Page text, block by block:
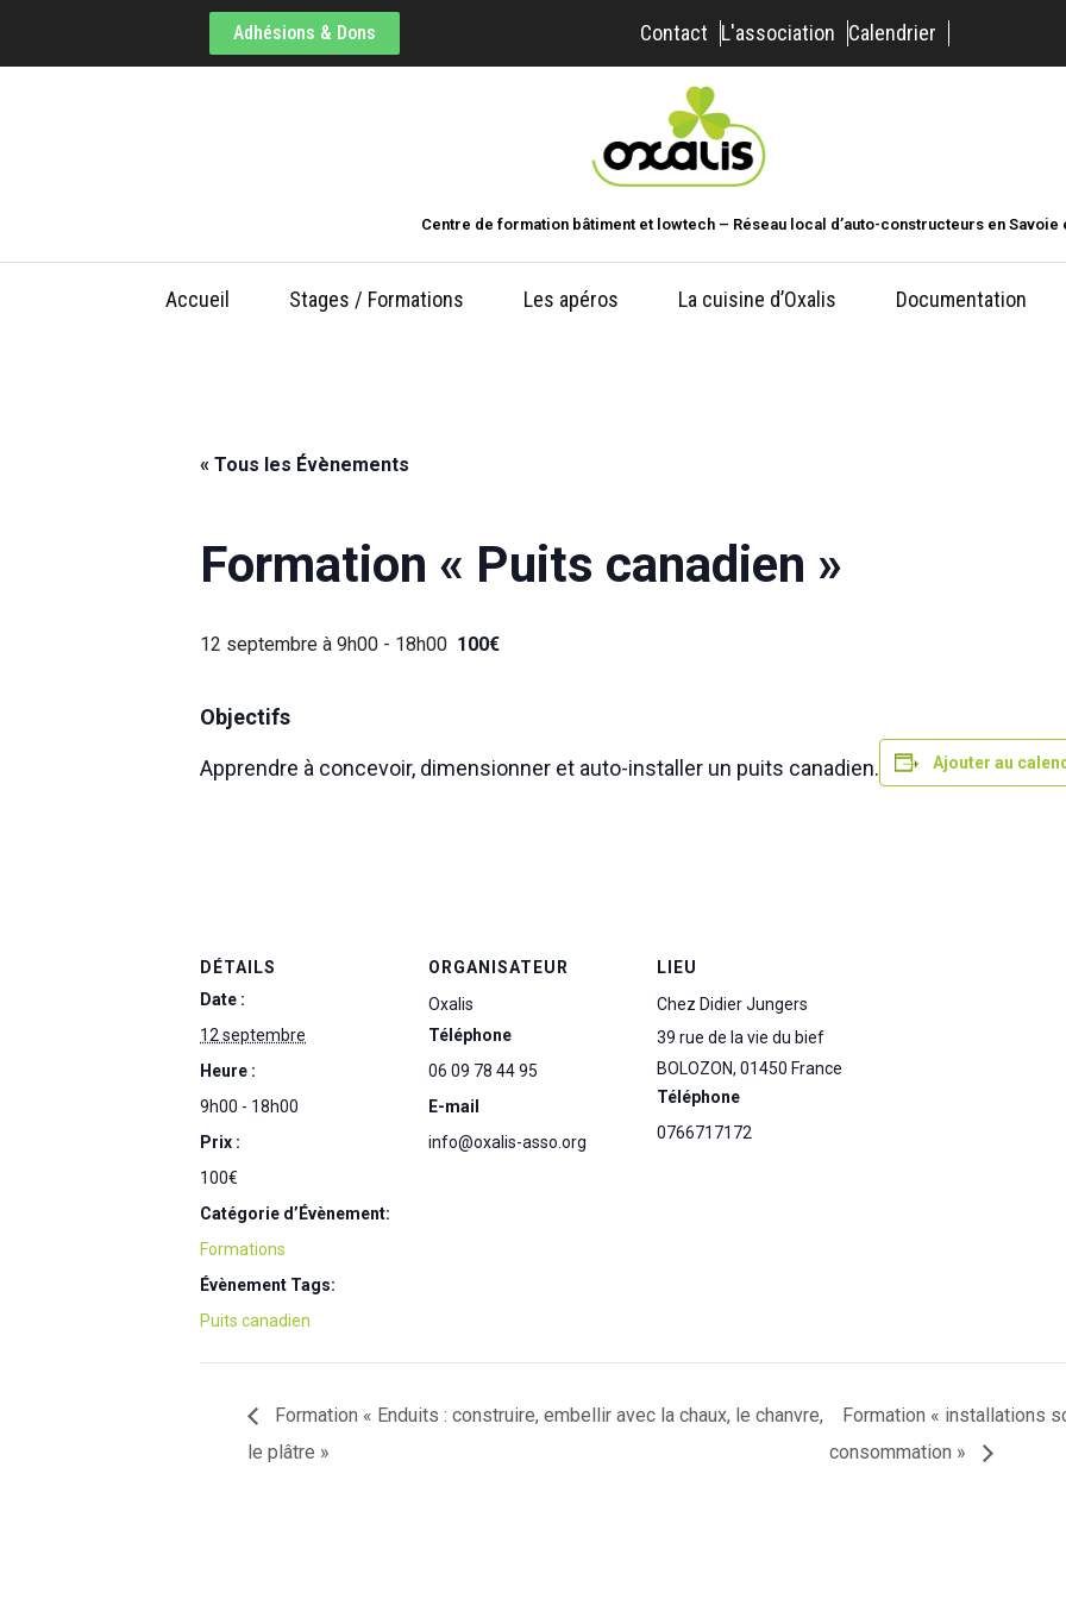
Adhésions & Dons Contact L'association Calendrier
Centre de formation bâtiment et lowtech – Réseau local d’auto-constructeurs en Savoie
Accueil Stages / Formations Les apéros La cuisine d’Oxalis Documentation
« Tous les Évènements
Formation « Puits canadien »
12 septembre à 9h00 - 18h00 100€
Objectifs
Apprendre à concevoir, dimensionner et auto-installer un puits canadien. Ajouter au
DÉTAILS
Date :
12 septembre
Heure :
9h00 - 18h00
Prix :
100€
Catégorie d’Évènement:
Formations
Évènement Tags:
Puits canadien
ORGANISATEUR
Oxalis
Téléphone
06 09 78 44 95
E-mail
info@oxalis-asso.org
LIEU
Chez Didier Jungers
39 rue de la vie du bief
BOLOZON, 01450 France
Téléphone
0766717172
Formation « Enduits : construire, embellir avec la chaux, le chanvre,
le plâtre »
Formation « installations
consommation »